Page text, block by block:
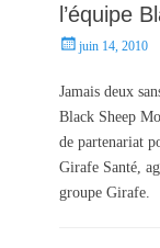
l’équipe
P
s
t
o
n
juin 14, 2010
Jamais deux
Black Sheep
de partenariat
Girafe Santé,
groupe Girafe.